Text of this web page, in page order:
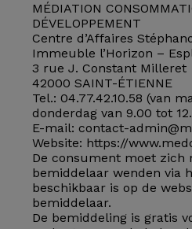
MÉDIATION
DÉVELOPPEMENT
Centre d’Affaires
Immeuble l’Horizon –
3 rue J. Constant Milleret
42000 SAINT-ÉTIENNE
Tel.: 04.77.42.10.58 (van
donderdag van 9.00 tot
E-mail: contact-
Website: https://
De consument moet zich
bemiddelaar wenden via
beschikbaar is op de
bemiddelaar.
De bemiddeling is gratis